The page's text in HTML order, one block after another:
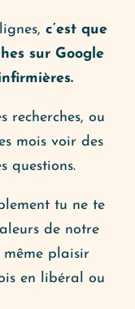
c’est que
sur Google
recherches, ou
mois voir des
questions.
tu ne te
de notre
même plaisir
en libéral ou